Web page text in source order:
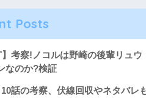
Posts
】考察!ノコルは野崎の後輩リュウ
なのか?検証
10話の考察、伏線回収やネタバレ